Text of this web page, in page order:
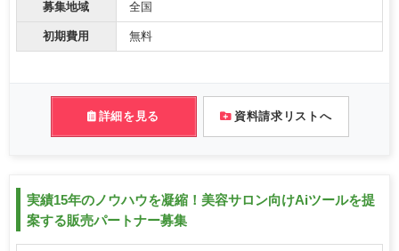
募集地域 全国
初期費用 無料
詳細を見る 資料請求リストへ
実績15年のノウハウを凝縮！美容サロン向けAiツールを提
案する販売パートナー募集